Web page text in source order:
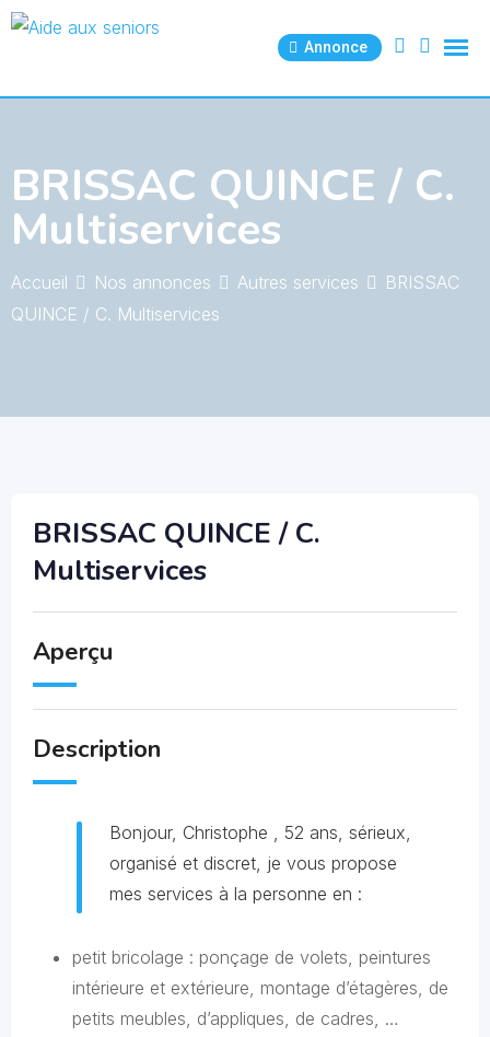
Skip
Annonce
BRISSAC QUINCE / C.
Multiservices
Accueil Nos annonces Autres services
BRISSAC
QUINCE / C. Multiservices
BRISSAC QUINCE / C.
Multiservices
Aperçu
Description
Bonjour, Christophe , 52 ans, sérieux,
organisé et discret, je vous propose
mes services à la personne en :
petit bricolage : ponçage de volets, peintures
intérieure et extérieure, montage d’étagères, de
petits meubles, d’appliques, de cadres, …